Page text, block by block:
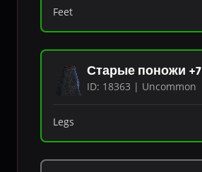
Feet
Старые поножи +7
ID: 18363 | Uncommon
Legs